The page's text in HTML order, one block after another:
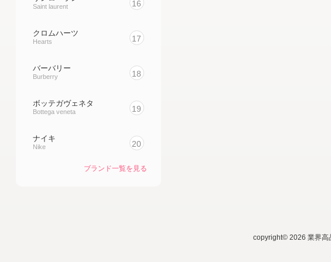
Saint laurent 16
クロムハーツ
Hearts 17
バーバリー
Burberry 18
ボッテガヴェネタ
Bottega veneta 19
ナイキ
Nike 20
ブランド一覧を見る
copyright© 2026 業界高